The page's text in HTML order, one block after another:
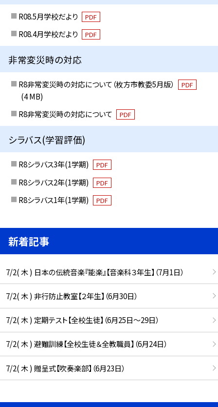
R08.5月学校だより PDF
R08.4月学校だより PDF
非常変災時の対応
R8非常変災時の対応について（枚方市教委5月版） PDF
(4 MB)
R8非常変災時の対応について
PDF
シラバス(学習評価)
R8シラバス3年(1学期) PDF
R8シラバス2年(1学期) PDF
R8シラバス1年(1学期) PDF
新着記事
7/2( 木 ) 日本の伝統音楽『能楽』【音楽科３年生】（7月1日）
7/2( 木 ) 非行防止教室【２年生】（6月30日）
7/2( 木 ) 定期テスト【全校生徒】（6月25日〜29日）
7/2( 木 ) 避難訓練【全校生徒＆全教職員】（6月24日）
7/2( 木 ) 贈呈式【吹奏楽部】（6月23日）